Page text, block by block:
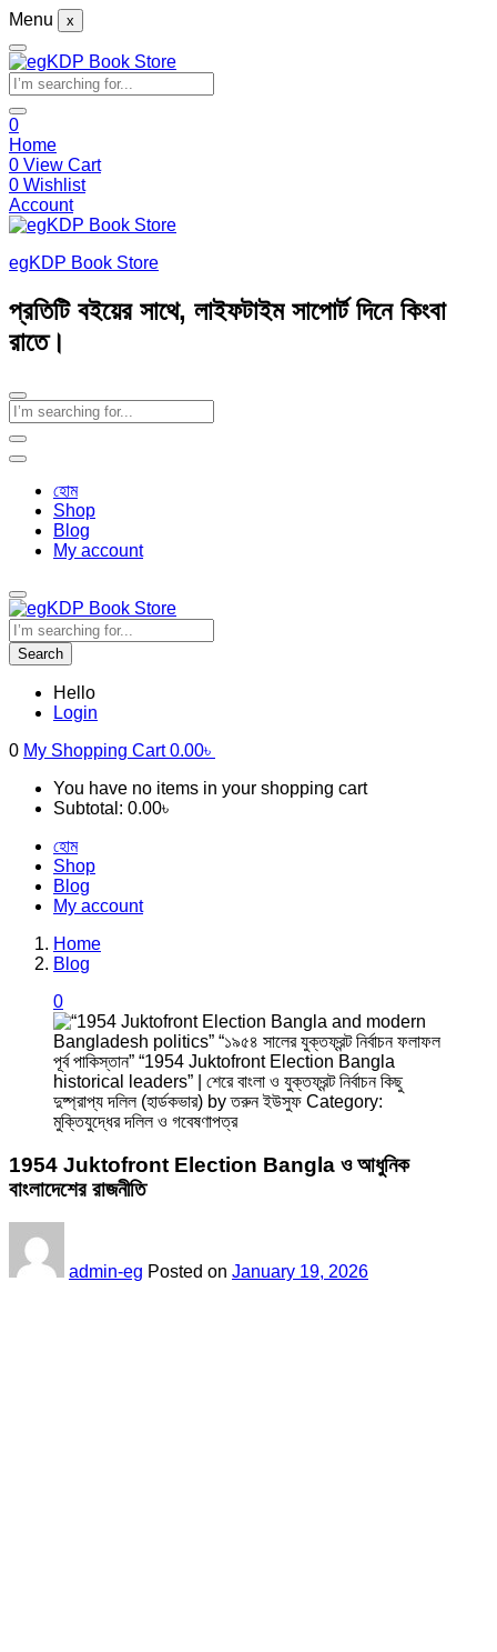
Menu x
0
Home
0 View Cart
0 Wishlist
Account
egKDP Book Store
প্রতিটি বইয়ের সাথে, লাইফটাইম সাপোর্ট দিনে কিংবা
রাতে।
হোম
Shop
Blog
My account
Search
Hello
Login
0 My Shopping Cart0.00৳
You have no items in your shopping cart
Subtotal: 0.00৳
হোম
Shop
Blog
My account
Home
Blog
0
1954 Juktofront Election Bangla ও আধুনিক
বাংলাদেশের রাজনীতি
admin-eg Posted on January 19, 2026